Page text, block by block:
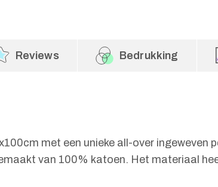
Reviews Bedrukking
met een unieke all-over
van 100% katoen. Het materiaal